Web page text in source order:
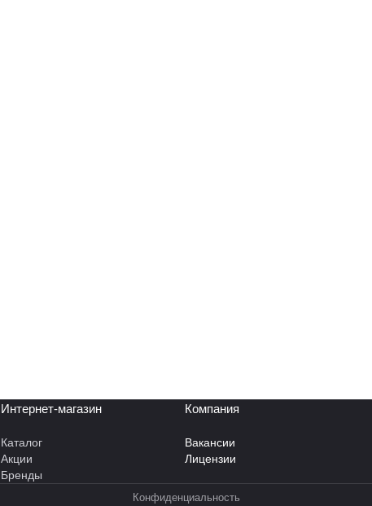
Интернет-магазин
Каталог
Акции
Бренды
Компания
Вакансии
Лицензии
Конфиденциальность